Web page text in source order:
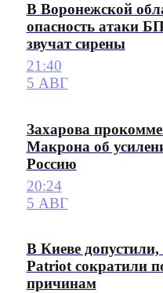
В Воронежской
опасность атаки
звучат сирены
21:40
5 АВГ
Захарова
Макрона об
Россию
20:24
5 АВГ
В Киеве допустили,
Patriot сократили
причинам